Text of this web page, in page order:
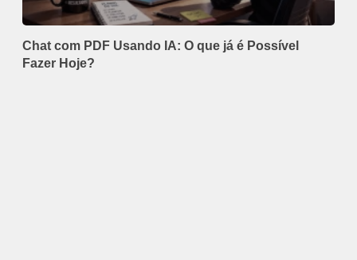
Chat com PDF Usando IA: O que já é Possível
Fazer Hoje?